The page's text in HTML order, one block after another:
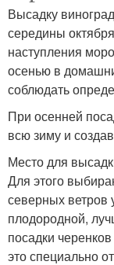
Высадку
середины
наступления
осенью в
соблюдать
При осенней
всю зиму и
Место для
Для этого
северных ветров
плодородной,
посадки
это специально